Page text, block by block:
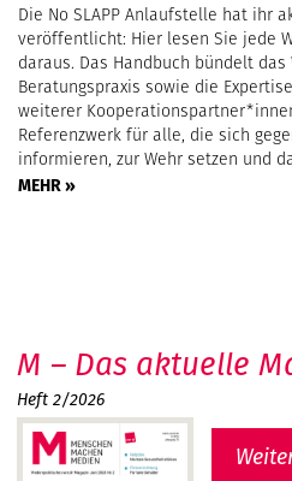
Die No SLAPP Anlaufstelle hat ihr
veröffentlicht: Hier lesen Sie jede
daraus. Das Handbuch bündelt das
Beratungspraxis sowie die
weiterer
Referenzwerk für alle, die sich
informieren, zur Wehr setzen und
MEHR »
M – Das aktuelle
Heft 2/2026